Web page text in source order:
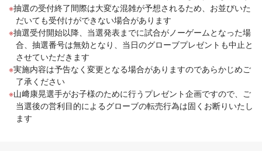
抽選の受付終了間際は大変な混雑が予想されるため、お並びいた
だいても受付けができない場合があります
抽選受付開始以降、当選発表までに試合がノーゲームとなった場
合、抽選番号は無効となり、当日のグローブプレゼントも中止と
させていただきます
実施内容は予告なく変更となる場合がありますのであらかじめご
了承ください
山﨑康晃選手がお子様のために行うプレゼント企画ですので、ご
当選後の営利目的によるグローブの転売行為は固くお断りいたし
ます